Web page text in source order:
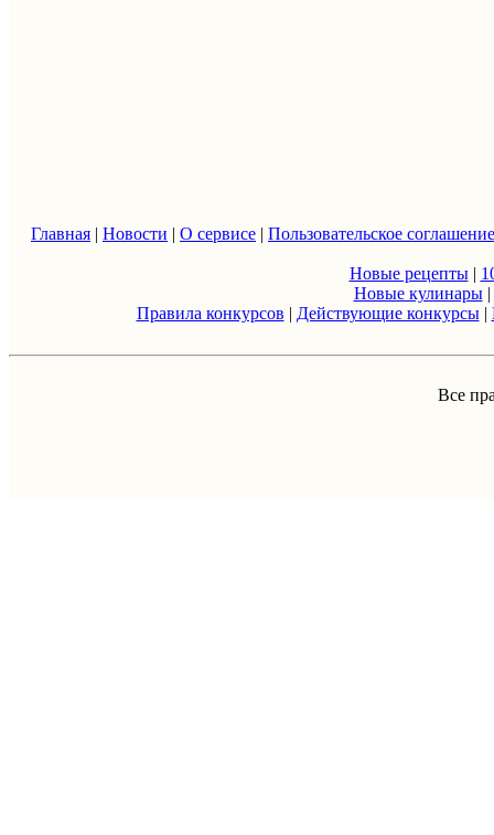
Главная | Новости | О сервисе | Пользовательское соглашение
Новые рецепты|
Новые кулинары|
Правила конкурсов | Действующие конкурсы|
Все